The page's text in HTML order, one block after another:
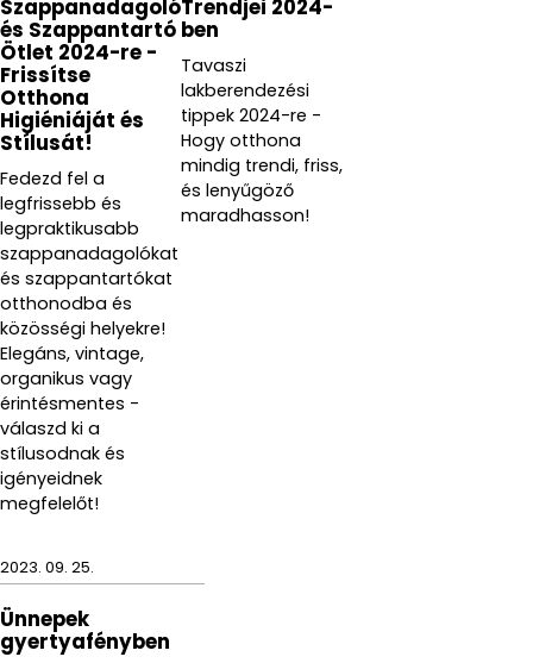
Szappanadagoló
és Szappantartó
Ötlet 2024-re -
Frissítse
Otthona
Higiéniáját és
Stílusát!
Fedezd fel a
legfrissebb és
legpraktikusabb
szappanadagolókat
és szappantartókat
otthonodba és
közösségi helyekre!
Elegáns, vintage,
organikus vagy
érintésmentes -
válaszd ki a
stílusodnak és
igényeidnek
megfelelőt!
Trendjei 2024-
ben
Tavaszi
lakberendezési
tippek 2024-re -
Hogy otthona
mindig trendi, friss,
és lenyűgöző
maradhasson!
2023. 09. 25.
Ünnepek
gyertyafényben